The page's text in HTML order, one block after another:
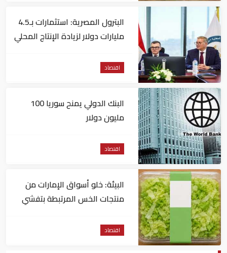
البترول المصرية: استثمارات بـ4.5
مليارات دولار لزيادة الإنتاج المحلي
اقتصاد
البنك الدولي يمنح سوريا 100
مليون دولار
اقتصاد
البيئة: خلو أسواق الإمارات من
منتجات الخس المرتبطة بتفشي
اقتصاد